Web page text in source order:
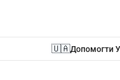
🇺🇦Допомогти